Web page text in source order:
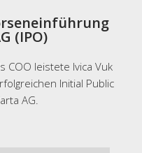
(IPO)
COO leistete Ivica Vuk
Initial Public
AG.